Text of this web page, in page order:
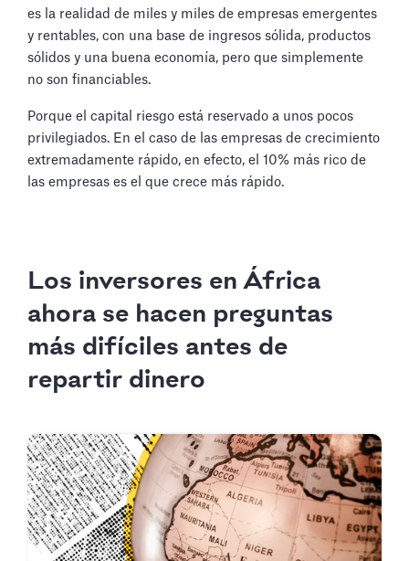
es la realidad de miles y miles de empresas emergentes
y rentables, con una base de ingresos sólida, productos
sólidos y una buena economía, pero que simplemente
no son financiables.
Porque el capital riesgo está reservado a unos pocos
privilegiados. En el caso de las empresas de crecimiento
extremadamente rápido, en efecto, el 10% más rico de
las empresas es el que crece más rápido.
Los inversores en África
ahora se hacen preguntas
más difíciles antes de
repartir dinero